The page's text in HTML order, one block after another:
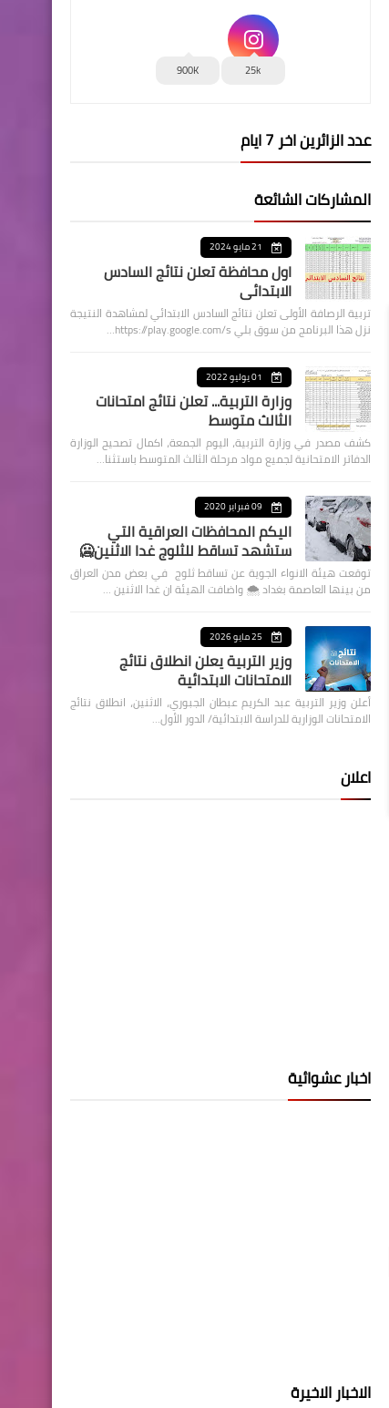
25k
900K
عدد الزائرين اخر 7 ايام
المشاركات الشائعة
21 مايو 2024
اول محافظة تعلن نتائج السادس
الابتدائي
تربية الرصافة الأولى تعلن نتائج السادس الابتدائي لمشاهدة النتيجة
نزل هذا البرنامج من سوق بلي https://play.google.com/s…
01 يوليو 2022
وزارة التربية... تعلن نتائج امتحانات
الثالث متوسط
كشف مصدر في وزارة التربية، اليوم الجمعة، اكمال تصحيح الوزارة
الدفاتر الامتحانية لجميع مواد مرحلة الثالث المتوسط باستثنا…
09 فبراير 2020
اليكم المحافظات العراقية التي
ستشهد تساقط للثلوج غدا الاثنين🥶
توقعت هيئة الانواء الجوية عن تساقط ثلوج في بعض مدن العراق
من بينها العاصمة بغداد ⁦🌨️⁩ واضافت الهيئة ان غدا الاثنين …
25 مايو 2026
وزير التربية يعلن انطلاق نتائج
الامتحانات الابتدائية
أعلن وزير التربية عبد الكريم عبطان الجبوري، الاثنين، انطلاق نتائج
الامتحانات الوزارية للدراسة الابتدائية/ الدور الأول…
اعلان
اخبار عشوائية
الاخبار الاخيرة